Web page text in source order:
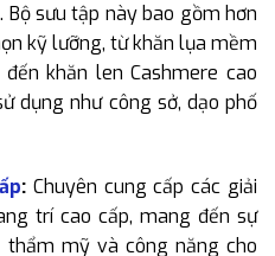
sưu tập này bao gồm hơn
kỹ lưỡng, từ khăn lụa mềm
khăn len Cashmere cao
dụng như công sở, dạo phố
: Chuyên cung cấp các giải
trí cao cấp, mang đến sự
thẩm mỹ và công năng cho